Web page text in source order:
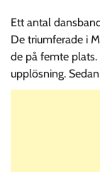
Ett antal
De triumferade i
de på femte
upplösning.